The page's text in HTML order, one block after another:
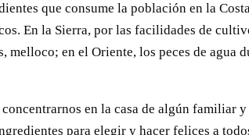
que consume la población en la
En la Sierra, por las facilidades de
melloco; en el Oriente, los peces de agua
en la casa de algún familiar
para elegir y hacer felices a